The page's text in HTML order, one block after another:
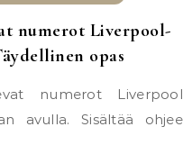
numerot Liverpool-
opas
avulla. Sisältää